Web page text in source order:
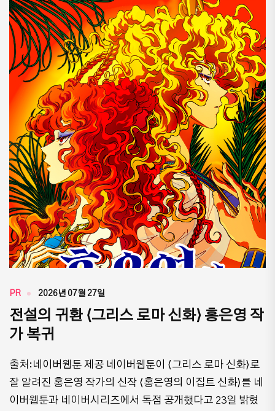
PR 2026년 07월 27일
전설의 귀환 ⟨그리스 로마 신화⟩ 홍은영 작
가 복귀
출처:네이버웹툰 제공 네이버웹툰이 ⟨그리스 로마 신화⟩로
잘 알려진 홍은영 작가의 신작 ⟨홍은영의 이집트 신화⟩를 네
이버웹툰과 네이버시리즈에서 독점 공개했다고 23일 밝혔